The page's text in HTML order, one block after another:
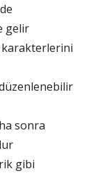
gelir
karakterlerini
sonra
gibi